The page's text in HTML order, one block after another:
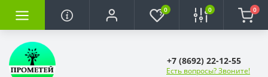
0 0 0
+7 (8692) 22-12-55
Есть вопросы? Звоните!